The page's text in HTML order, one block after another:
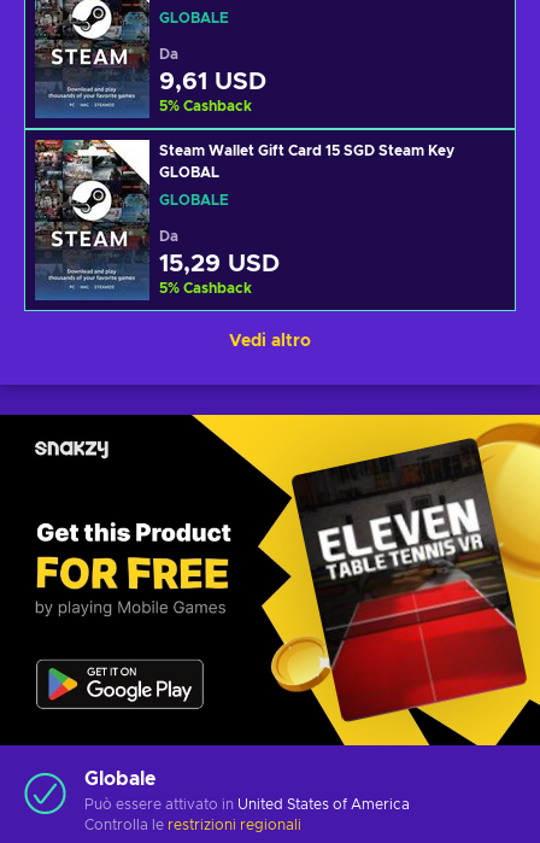
GLOBALE
Da
9,61 USD
5% Cashback
Steam Wallet Gift Card 15 SGD Steam Key
GLOBAL
GLOBALE
Da
15,29 USD
5% Cashback
Vedi altro
Globale
Può essere attivato in United States of America
Controlla le restrizioni regionali